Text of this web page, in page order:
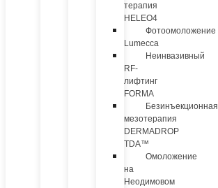
терапия
HELEO4
Фотоомоложение
Lumecca
Неинвазивный
RF-
лифтинг
FORMA
Безинъекционная
мезотерапия
DERMADROP
TDA™
Омоложение
на
Неодимовом